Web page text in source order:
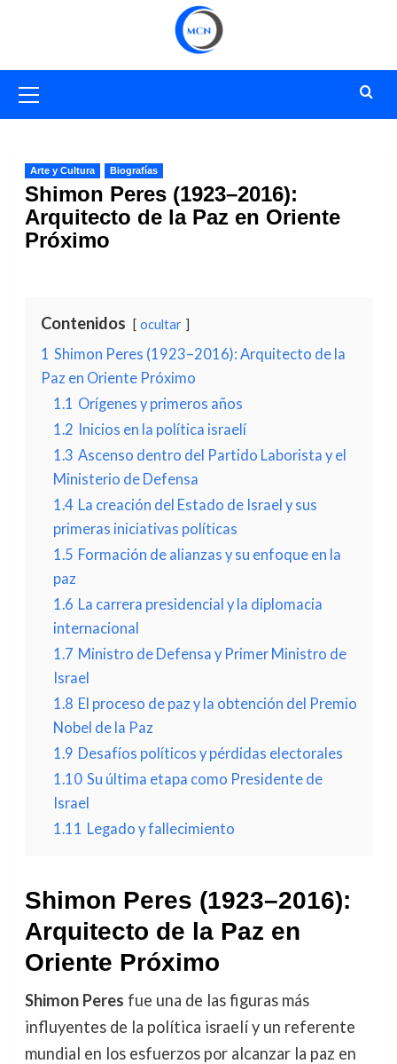
primario
Arte y Cultura Biografías
Shimon Peres (1923–2016):
Arquitecto de la Paz en Oriente
Próximo
Contenidos ocultar
1 Shimon Peres (1923–2016): Arquitecto de la
Paz en Oriente Próximo
1.1 Orígenes y primeros años
1.2 Inicios en la política israelí
1.3 Ascenso dentro del Partido Laborista y el
Ministerio de Defensa
1.4 La creación del Estado de Israel y sus
primeras iniciativas políticas
1.5 Formación de alianzas y su enfoque en la
paz
1.6 La carrera presidencial y la diplomacia
internacional
1.7 Ministro de Defensa y Primer Ministro de
Israel
1.8 El proceso de paz y la obtención del Premio
Nobel de la Paz
1.9 Desafíos políticos y pérdidas electorales
1.10 Su última etapa como Presidente de
Israel
1.11 Legado y fallecimiento
Shimon Peres (1923–2016):
Arquitecto de la Paz en
Oriente Próximo
Shimon Peres fue una de las figuras más
influyentes de la política israelí y un referente
mundial en los esfuerzos por alcanzar la paz en